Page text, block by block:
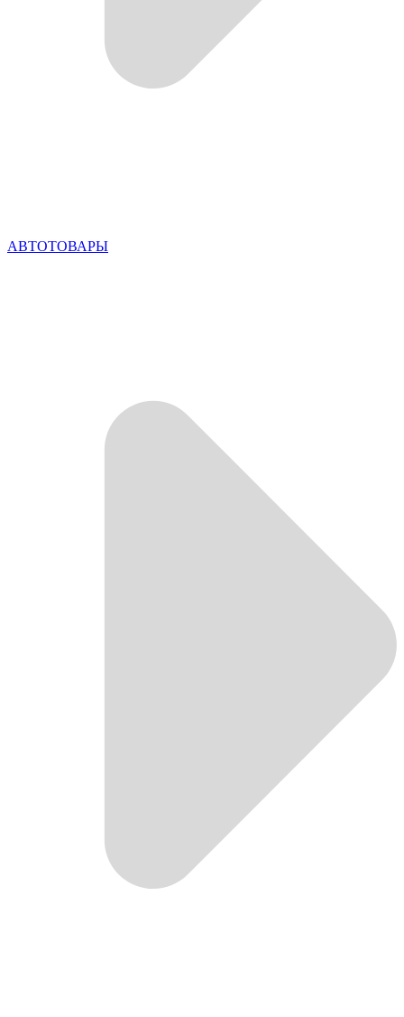
АВТОТОВАРЫ